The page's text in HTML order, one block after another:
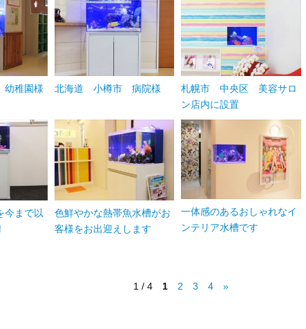
稚園様 北海道 小樽市 病院様
札幌市 中央区 美容サロ
ン店内に設置
今まで以
色鮮やかな熱帯魚水槽がお
客様をお出迎えします
一体感のあるおしゃれなイ
ンテリア水槽です
1 / 4 1 2 3 4 »